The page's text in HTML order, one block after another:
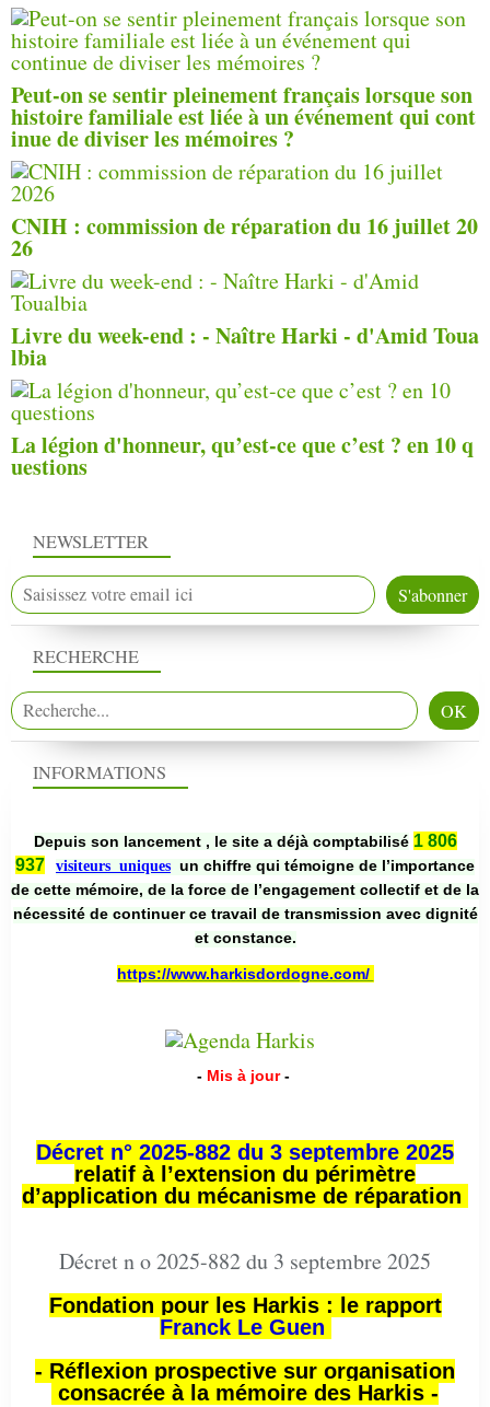
Peut-on se sentir pleinement français lorsque son
histoire familiale est liée à un événement qui cont
inue de diviser les mémoires ?
CNIH : commission de réparation du 16 juillet 20
26
Livre du week-end : - Naître Harki - d'Amid Toua
lbia
La légion d'honneur, qu’est-ce que c’est ? en 10 q
uestions
NEWSLETTER
RECHERCHE
INFORMATIONS
Depuis son lancement , le site a déjà comptabilisé 1 806
937
visiteurs uniques un chiffre qui témoigne de l’importance
de cette mémoire, de la force de l’engagement collectif et de la
nécessité de continuer ce travail de transmission avec dignité
et constance.
https://www.harkisdordogne.com/
- Mis à jour -
Décret n° 2025-882 du 3 septembre 2025
relatif à l’extension du périmètre
d’application du mécanisme de réparation
Décret n o 2025-882 du 3 septembre 2025
Fondation pour les Harkis : le rapport
Franck Le Guen
- Réflexion prospective sur organisation
consacrée à la mémoire des Harkis -